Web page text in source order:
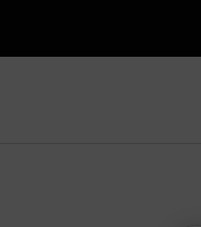
mit Suchwort